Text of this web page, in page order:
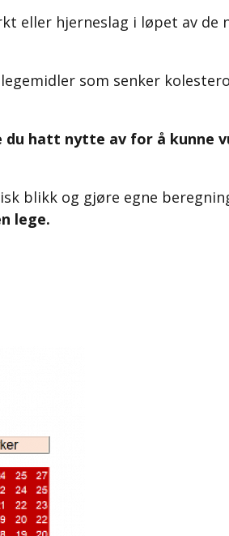
hjerneslag i løpet av de
som senker
hatt nytte av for å kunne
blikk og gjøre egne
lege.